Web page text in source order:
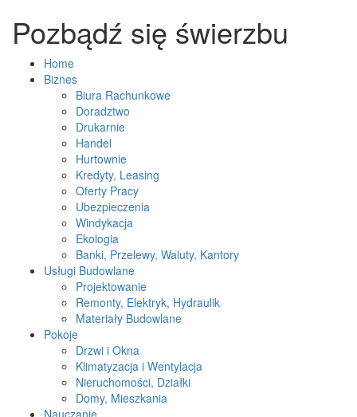
Pozbądź się świerzbu
Home
Biznes
Biura Rachunkowe
Doradztwo
Drukarnie
Handel
Hurtownie
Kredyty, Leasing
Oferty Pracy
Ubezpieczenia
Windykacja
Ekologia
Banki, Przelewy, Waluty, Kantory
Usługi Budowlane
Projektowanie
Remonty, Elektryk, Hydraulik
Materiały Budowlane
Pokoje
Drzwi i Okna
Klimatyzacja i Wentylacja
Nieruchomości, Działki
Domy, Mieszkania
Nauczanie